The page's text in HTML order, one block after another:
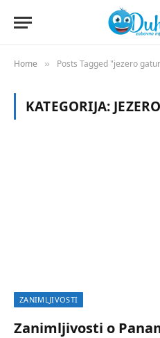
Home » Posts Tagged "jezero
KATEGORIJA:
ZANIMLJIVOSTI
Zanimljivosti o